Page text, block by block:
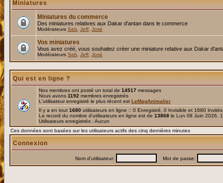
Miniatures
Miniatures du commerce
Des miniatures relatives aux Dakar d'antan dans le commerce
Modérateurs Seb Jeff José
Vos miniatures
Vous avez créé, vous souhaitez créer une miniature relative aux Dakar
Modérateurs Seb Jeff José
Qui est en ligne ?
Nos membres ont posté un total de 14517 messages
Nous avons 1192 membres enregistrés
L'utilisateur enregistré le plus récent est LeMagAnimalier
Il y a en tout 1680 utilisateurs en ligne :: 0 Enregistré, 0 Invisible et 1680
Le record du nombre d'utilisateurs en ligne est de 13868 le Lun 08 Juin 2026,
Utilisateurs enregistrés : Aucun
Ces données sont basées sur les utilisateurs actifs des cinq dernières minutes
Connexion
Nom d'utilisateur: Mot de passe: